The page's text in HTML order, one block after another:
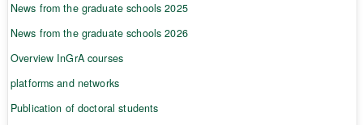
News from the graduate schools 2025
News from the graduate schools 2026
Overview InGrA courses
platforms and networks
Publication of doctoral students